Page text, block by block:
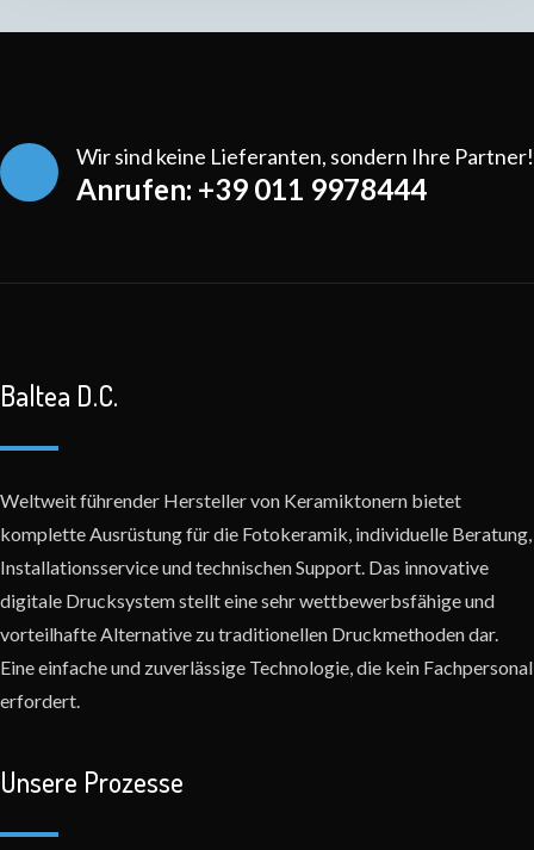
Wir sind keine Lieferanten, sondern Ihre Partner!
Anrufen: +39 011 9978444
Baltea D.C.
Weltweit führender Hersteller von Keramiktonern bietet
komplette Ausrüstung für die Fotokeramik, individuelle Beratung,
Installationsservice und technischen Support. Das innovative
digitale Drucksystem stellt eine sehr wettbewerbsfähige und
vorteilhafte Alternative zu traditionellen Druckmethoden dar.
Eine einfache und zuverlässige Technologie, die kein Fachpersonal
erfordert.
Unsere Prozesse